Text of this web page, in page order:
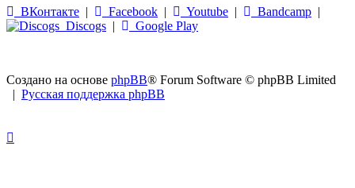
ВКонтакте | Facebook | Youtube | Bandcamp |
Discogs | Google Play
Создано на основе phpBB® Forum Software © phpBB Limited
| Русская поддержка phpBB